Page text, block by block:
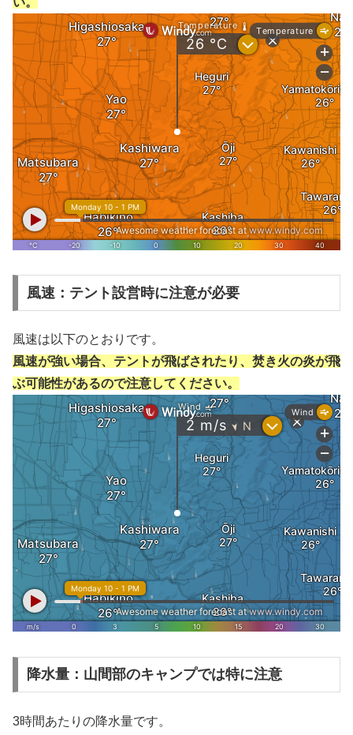
風速：テント設営時に注意が必要
風速は以下のとおりです。
風速が強い場合、テントが飛ばされたり、焚き火の炎が飛
ぶ可能性があるので注意してください。
降水量：山間部のキャンプでは特に注意
3時間あたりの降水量です。